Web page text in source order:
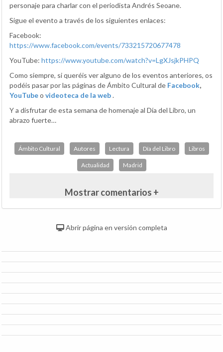
personaje para charlar con el periodista Andrés Seoane.
Sigue el evento a través de los siguientes enlaces:
Facebook:
https://www.facebook.com/events/733215720677478
YouTube: https://www.youtube.com/watch?v=LgXJsjkPHPQ
Como siempre, si queréis ver alguno de los eventos anteriores, os
podéis pasar por las páginas de Ámbito Cultural de Facebook,
YouTubeo videoteca de la web.
Y a disfrutar de esta semana de homenaje al Día del Libro, un
abrazo fuerte…
Ámbito Cultural Autores Lectura Día del Libro Libros
Actualidad Madrid
Mostrar comentarios +
Abrir página en versión completa